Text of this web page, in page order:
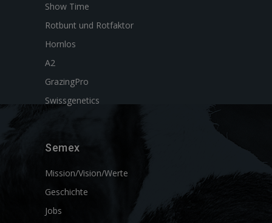
Show Time
Rotbunt und Rotfaktor
Hornlos
A2
GrazingPro
Swissgenetics
Semex
Mission/Vision/Werte
Geschichte
Jobs